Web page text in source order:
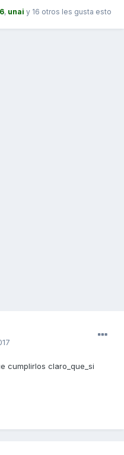
, unai y 16 otros les gusta esto
cumplirlos claro_que_si